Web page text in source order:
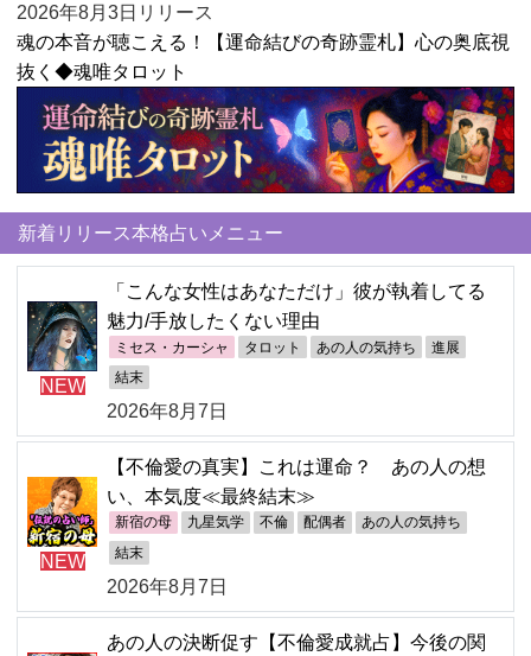
2026年8月3日リリース
魂の本音が聴こえる！【運命結びの奇跡霊札】心の奥底視
抜く◆魂唯タロット
新着リリース本格占いメニュー
NEW
「こんな女性はあなただけ」彼が執着してる
魅力/手放したくない理由
ミセス・カーシャ タロット あの人の気持ち 進展
結末
2026年8月7日
NEW
【不倫愛の真実】これは運命？ あの人の想
い、本気度≪最終結末≫
新宿の母 九星気学 不倫 配偶者 あの人の気持ち
結末
2026年8月7日
あの人の決断促す【不倫愛成就占】今後の関